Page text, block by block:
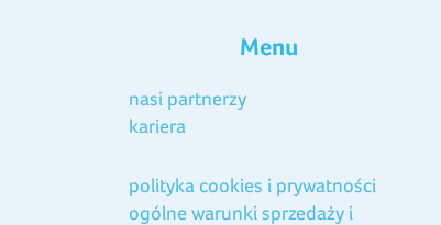
Menu
nasi partnerzy
kariera
polityka cookies i prywatności
ogólne warunki sprzedaży i